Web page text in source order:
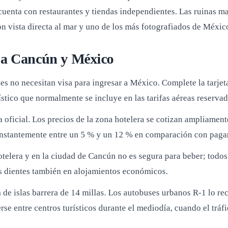
con restaurantes y tiendas independientes. Las ruinas
vista directa al mar y uno de los más fotografiados de
Cancún y México
no necesitan visa para ingresar a México. Complete la
que normalmente se incluye en las tarifas aéreas
oficial. Los precios de la zona hotelera se cotizan
entre un 5 % y un 12 % en comparación con
y en la ciudad de Cancún no es segura para beber;
también en alojamientos económicos.
islas barrera de 14 millas. Los autobuses urbanos R-1 lo
entre centros turísticos durante el mediodía, cuando el